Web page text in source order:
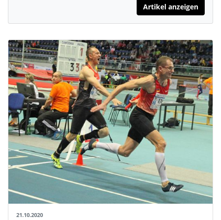
Artikel anzeigen
21.10.2020